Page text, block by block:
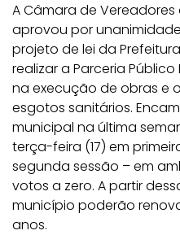
busca
A Câmara de
aprovou por
projeto de lei da
realizar a Parceria
na execução de obras e
esgotos sanitários.
municipal na última
terça-feira (17) em
segunda sessão – em
votos a zero. A partir
município poderão
anos.